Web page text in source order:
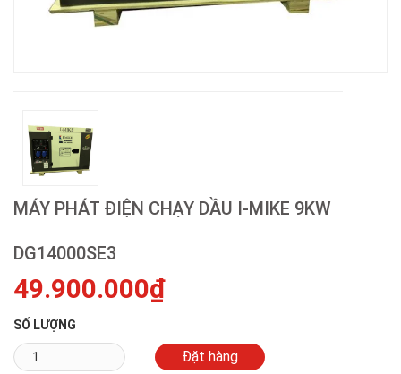
MÁY PHÁT ĐIỆN CHẠY DẦU I-MIKE 9KW
DG14000SE3
49.900.000₫
SỐ LƯỢNG